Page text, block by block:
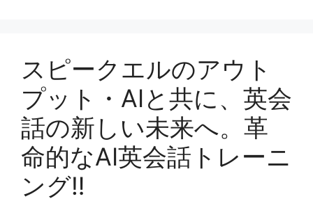
スピークエルのアウト
プット・AIと共に、英会
話の新しい未来へ。革
命的なAI英会話トレーニ
ング‼